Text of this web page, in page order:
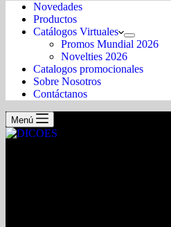
Novedades
Productos
Catálogos Virtuales
Promos Mundial 2026
Novelties 2026
Catalogos promocionales
Sobre Nosotros
Contáctanos
Menú